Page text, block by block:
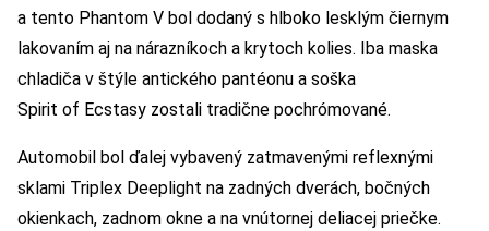
a tento Phantom V bol dodaný s hlboko lesklým čiernym
lakovaním aj na nárazníkoch a krytoch kolies. Iba maska
chladiča v štýle antického pantéonu a soška
Spirit of Ecstasy zostali tradične pochrómované.
Automobil bol ďalej vybavený zatmavenými reflexnými
sklami Triplex Deeplight na zadných dverách, bočných
okienkach, zadnom okne a na vnútornej deliacej priečke.